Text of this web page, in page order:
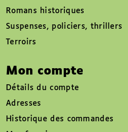
Romans historiques
Suspenses, policiers, thrillers
Terroirs
Mon compte
Détails du compte
Adresses
Historique des commandes